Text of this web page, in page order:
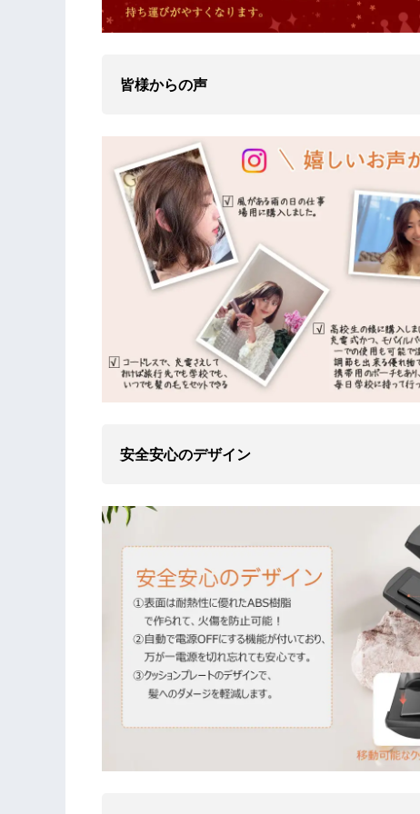
皆様からの声
安全安心のデザイン